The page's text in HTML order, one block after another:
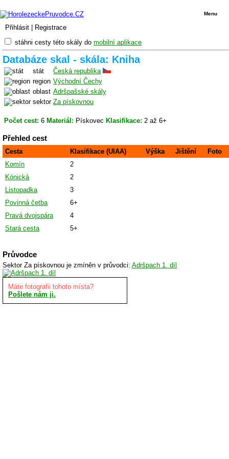
Přihlásit Registrace
Menu
stáhni cesty této skály do mobilní aplikace
Databáze skal - skála: Kniha
stát
Česká republika
region Východní Čechy
oblast Adršpašské skály
sektor Za pískovnou
Počet cest: 6 Materiál: Pískovec Klasifikace: 2 až 6+
Přehled cest
Cesta Klasifikace (UIAA) Výška Jištění
Foto
Komín
2
Kónická
2
Listopadka
3
Povinná četba
6+
Pravá dvojspára
4
Stará cesta
5+
Průvodce
Sektor Za pískovnou je zmíněn v průvodci: Adršpach 1. díl
Máte fotografii tohoto místa?
Pošlete nám ji.